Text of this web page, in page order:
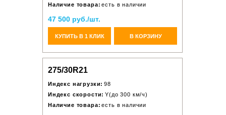
Наличие товара: есть в наличии
47 500 руб./шт.
КУПИТЬ В 1 КЛИК В КОРЗИНУ
275/30R21
Индекс нагрузки: 98
Индекс скорости: Y(до 300 км/ч)
Наличие товара: есть в наличии